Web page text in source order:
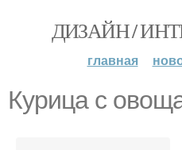
ДИЗАЙН /
главная
Курица с